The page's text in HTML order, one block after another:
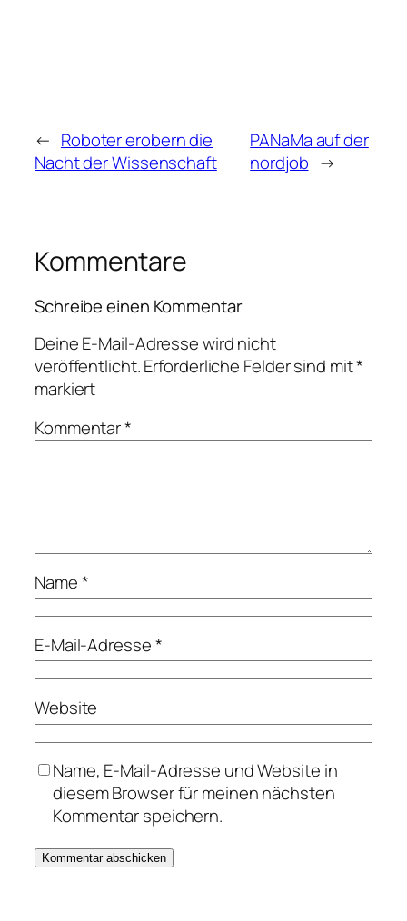
← Roboter erobern die
Nacht der Wissenschaft
PANaMa auf der
nordjob →
Kommentare
Schreibe einen Kommentar
Deine E-Mail-Adresse wird nicht
veröffentlicht.Erforderliche Felder sind mit*
markiert
Kommentar*
Name*
E-Mail-Adresse*
Website
Name, E-Mail-Adresse und Website in
diesem Browser für meinen nächsten
Kommentar speichern.